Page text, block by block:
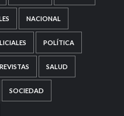
NACIONAL
POLÍTICA
SALUD
SOCIEDAD